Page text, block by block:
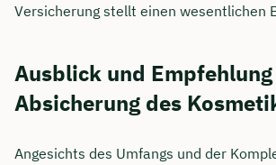
Versicherung stellt einen wesentlichen
Ausblick und
Absicherung des
Angesichts des Umfangs und der